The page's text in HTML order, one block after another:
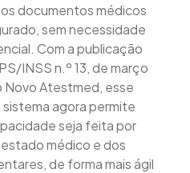
documentos médicos
sem necessidade
Com a publicação
INSS n.º 13, de março
Novo Atestmed, esse
agora permite
seja feita por
médico e dos
de forma mais ágil